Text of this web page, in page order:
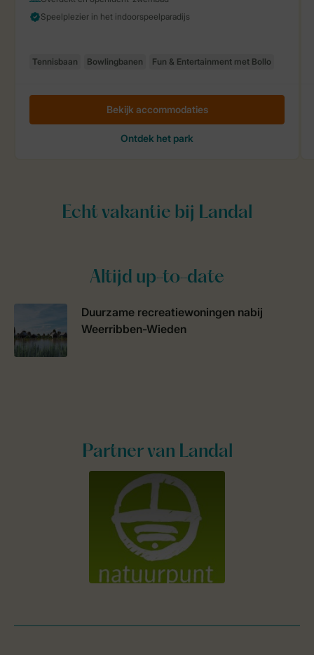
Altijd up-to-date
Duurzame recreatiewoningen nabij
Weerribben-Wieden
Partner van Landal